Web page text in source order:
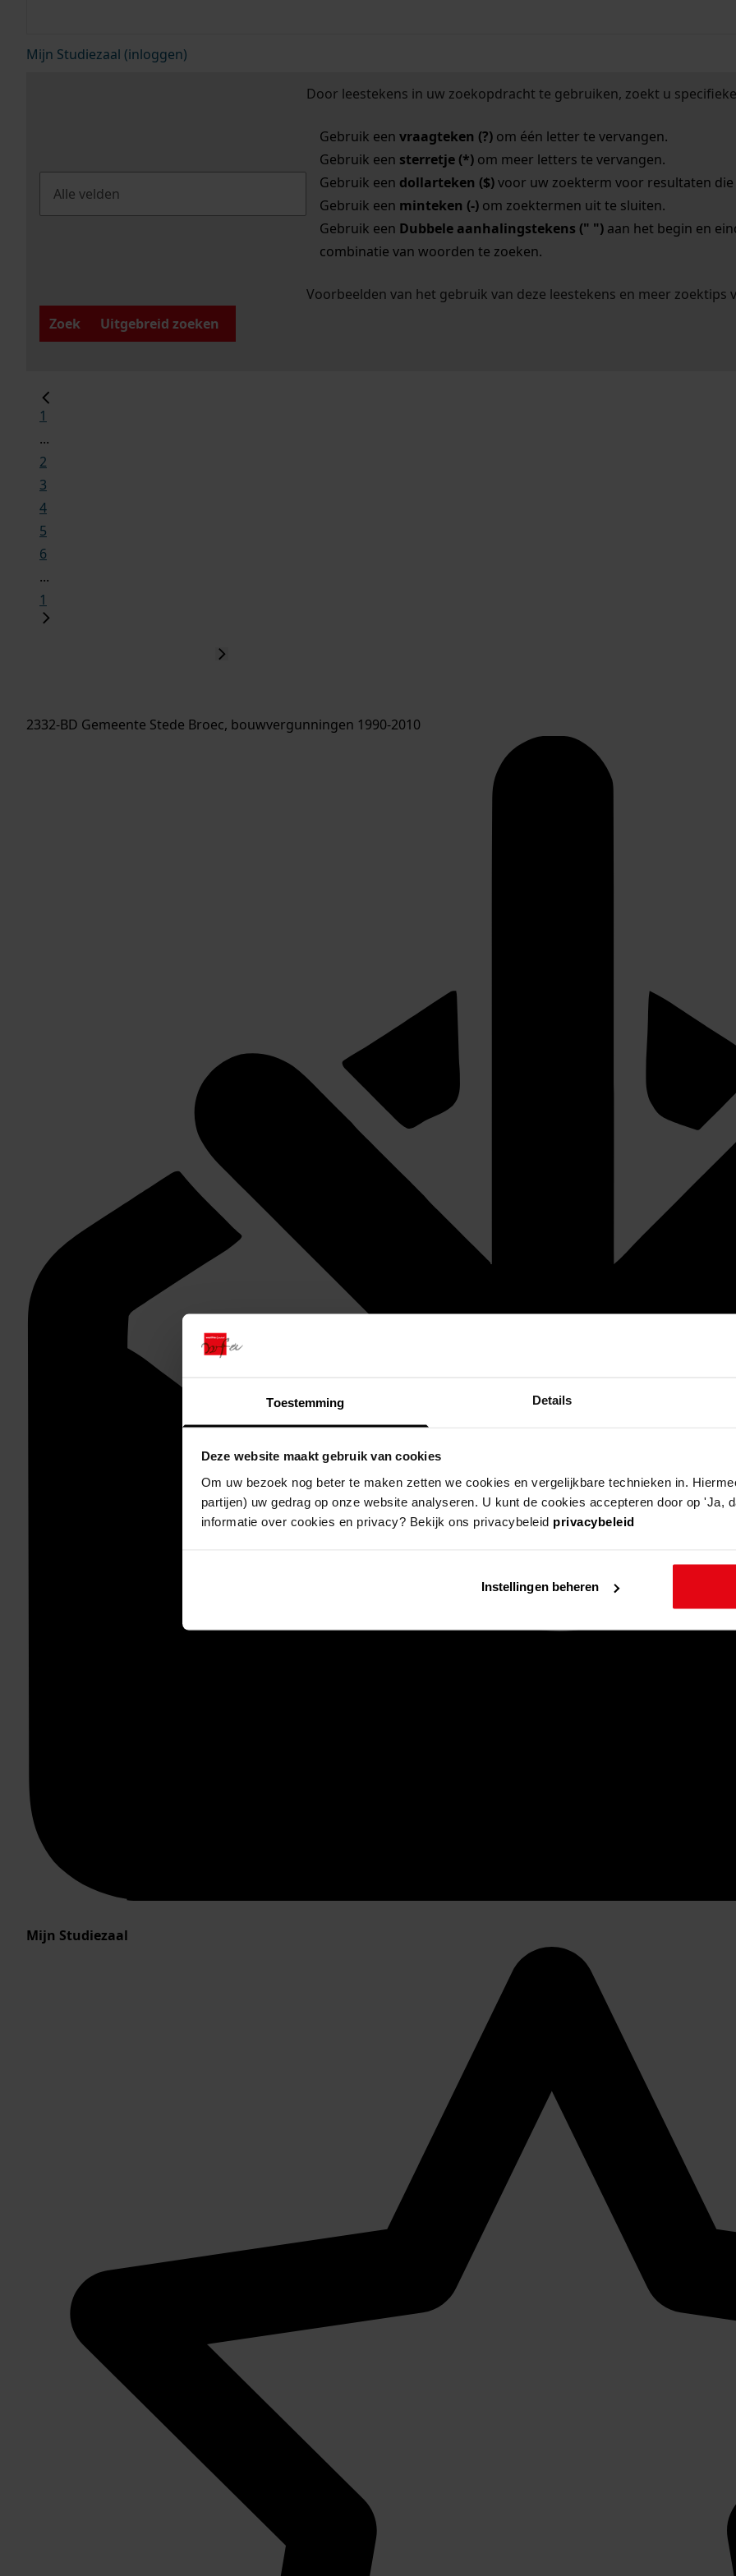
Toestemming Details
Deze website maakt gebruik van cookies
Om uw bezoek nog beter te maken zetten we cookies en vergelijkbare technieken in.
partijen) uw gedrag op onze website analyseren. U kunt de cookies accepteren door op 'Ja,
informatie over cookies en privacy? Bekijk ons privacybeleid privacybeleid
Instellingen beheren
Mijn Studiezaal (inloggen)
Door leestekens in uw zoekopdracht te gebruiken, zoekt u
Gebruik een vraagteken (?)om één letter te vervangen.
Gebruik een sterretje (*)om meer letters te vervangen.
Gebruik een dollarteken ($)voor uw zoekterm voor resultaten die
Gebruik een minteken (-)om zoektermen uit te sluiten.
Gebruik een Dubbele aanhalingstekens (" ")aan het begin en
combinatie van woorden te zoeken.
Voorbeelden van het gebruik van deze leestekens en meer zoektips
Zoek
Uitgebreid zoeken
1
...
2
3
4
5
6
...
1
2332-BD Gemeente Stede Broec, bouwvergunningen 1990-2010
Mijn Studiezaal